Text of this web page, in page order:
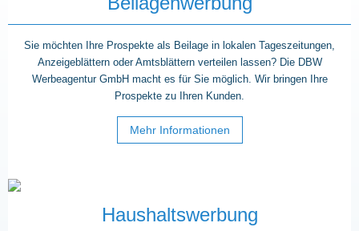
Sie möchten Ihre Prospekte als Beilage in lokalen Tageszeitungen,
Anzeigeblättern oder Amtsblättern verteilen lassen? Die DBW
Werbeagentur GmbH macht es für Sie möglich. Wir bringen Ihre
Prospekte zu Ihren Kunden.
Mehr Informationen
Haushaltswerbung